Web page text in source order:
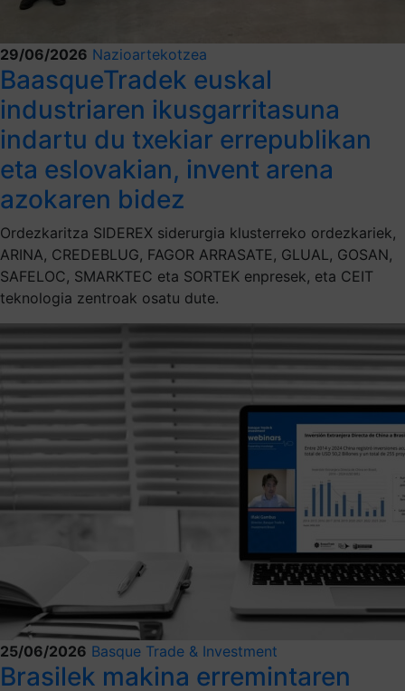
29/06/2026 Nazioartekotzea
BaasqueTradek euskal
industriaren ikusgarritasuna
indartu du txekiar errepublikan
eta eslovakian, invent arena
azokaren bidez
Ordezkaritza SIDEREX siderurgia klusterreko ordezkariek,
ARINA, CREDEBLUG, FAGOR ARRASATE, GLUAL, GOSAN,
SAFELOC, SMARKTEC eta SORTEK enpresek, eta CEIT
teknologia zentroak osatu dute.
25/06/2026 Basque Trade & Investment
Brasilek makina erremintaren